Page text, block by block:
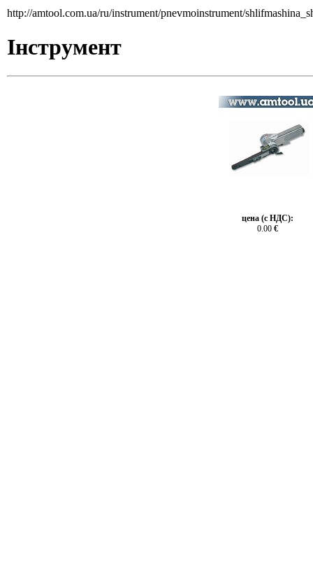
http://amtool.com.ua/ru/instrument/pnevmoinstrument/
Інструмент
цена (с НДС):
0.00 €